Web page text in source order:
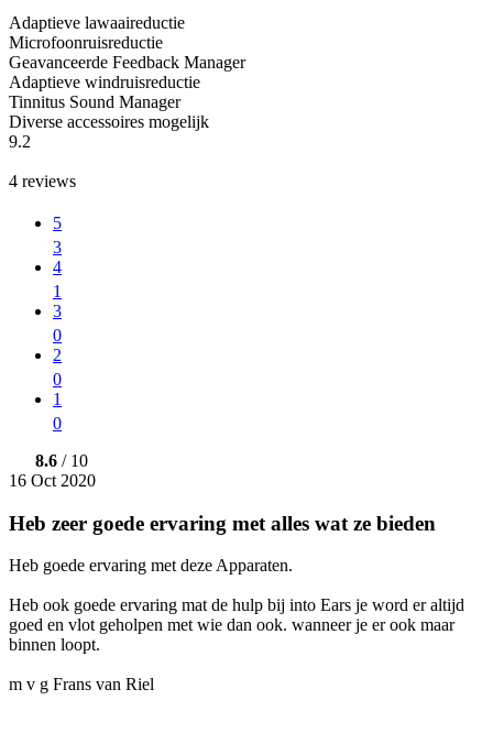
Adaptieve lawaaireductie
Microfoonruisreductie
Geavanceerde Feedback Manager
Adaptieve windruisreductie
Tinnitus Sound Manager
Diverse accessoires mogelijk
9.2
4 reviews
5
3
4
1
3
0
2
0
1
0
8.6 / 10
16 Oct 2020
Heb zeer goede ervaring met alles wat ze bieden
Heb goede ervaring met deze Apparaten.
Heb ook goede ervaring mat de hulp bij into Ears je word er altijd
goed en vlot geholpen met wie dan ook. wanneer je er ook maar
binnen loopt.
m v g Frans van Riel